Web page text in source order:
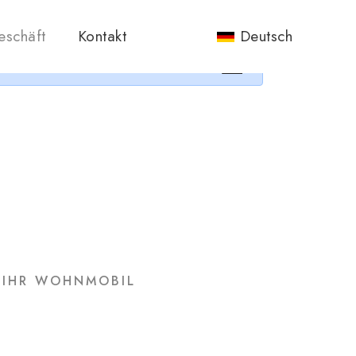
Kontakt Deutsch
WOHNMOBIL